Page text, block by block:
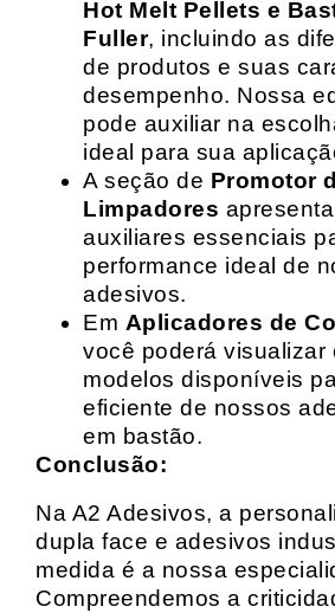
Hot Melt Pellets e
Fuller, incluindo as
de produtos e suas
desempenho. Nossa
pode auxiliar na
ideal para sua
A seção de Promotor
Limpadores
auxiliares essenciais
performance ideal de
adesivos.
Em Aplicadores de
você poderá visualizar
modelos disponíveis
eficiente de nossos
em bastão.
Conclusão:
Na A2 Adesivos, a
dupla face e adesivos
medida é a nossa
Compreendemos a